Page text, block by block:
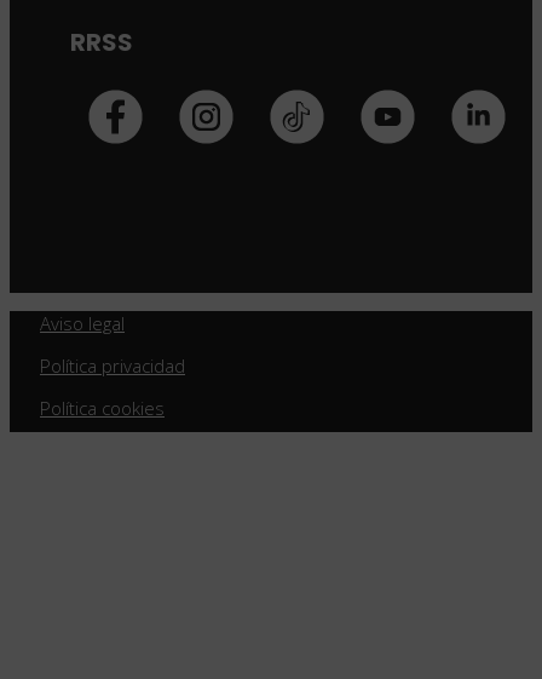
RRSS
Aviso legal
Política privacidad
Política cookies